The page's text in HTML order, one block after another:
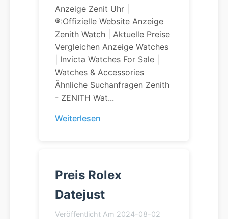
Anzeige Zenit Uhr |
®:offizielle Website Anzeige
Zenith Watch | Aktuelle Preise
Vergleichen Anzeige Watches
| Invicta Watches For Sale |
Watches & Accessories
Ähnliche Suchanfragen Zenith
- ZENITH Wat...
Weiterlesen
Preis Rolex
Datejust
Veröffentlicht Am 2024-08-02